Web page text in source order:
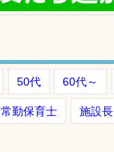
50代 60代～
常勤保育士 施設長